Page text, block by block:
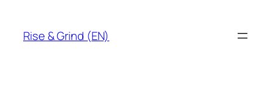
content
Rise & Grind (EN)